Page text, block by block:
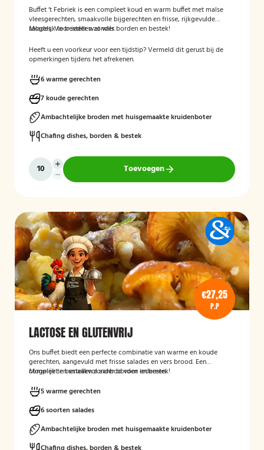
Buffet ‘t Febriek is een compleet koud en warm buffet met malse
vleesgerechten, smaakvolle bijgerechten en frisse, rijkgevulde
salades. Voor ieder wat wils.
Mogelijk te bestellen zonder borden en bestek!
Heeft u een voorkeur voor een tijdstip? Vermeld dit gerust bij de
opmerkingen tijdens het afrekenen.
6 warme gerechten
7 koude gerechten
Ambachtelijke broden met huisgemaakte kruidenboter
Chafing dishes, borden & bestek
Toevoegen
€27,25
P.P
LACTOSE EN GLUTENVRIJ
Ons buffet biedt een perfecte combinatie van warme en koude
gerechten, aangevuld met frisse salades en vers brood. Een
compleet en smaakvol aanbod voor iedereen.
Mogelijk te bestellen zonder borden en bestek!
5 warme gerechten
6 soorten salades
Ambachtelijke broden met huisgemaakte kruidenboter